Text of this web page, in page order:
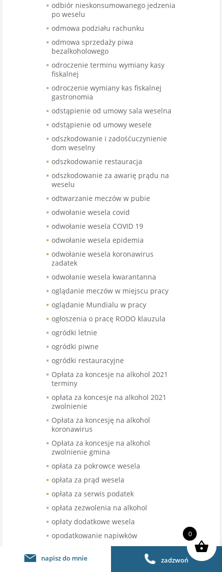
odbiór nieskonsumowanego jedzenia
po weselu
odmowa podziału rachunku
odmowa sprzedaży piwa
bezalkoholowego
odroczenie terminu wymiany kasy
fiskalnej
odroczenie wymiany kas fiskalnej
gastronomia
odstąpienie od umowy sala weselna
odstąpienie od umowy wesele
odszkodowanie i zadośćuczynienie
dom weselny
odszkodowanie restauracja
odszkodowanie za awarię prądu na
weselu
odtwarzanie meczów w pubie
odwołanie wesela covid
odwołanie wesela COVID 19
odwołanie wesela epidemia
odwołanie wesela koronawirus
zadatek
odwołanie wesela kwarantanna
oglądanie meczów w miejscu pracy
oglądanie Mundialu w pracy
ogłoszenia o pracę RODO klauzula
ogródki letnie
ogródki piwne
ogródki restauracyjne
Opłata za koncesje na alkohol 2021
terminy
opłata za koncesje na alkohol 2021
zwolnienie
Opłata za koncesję na alkohol
koronawirus
Opłata za koncesje na alkohol
zwolnienie gmina
opłata za pokrowce wesela
opłata za prąd wesela
opłata za serwis podatek
opłata zezwolenia na alkohol
opłaty dodatkowe wesela
opodatkowanie napiwków
opodatkowanie sprzedaży kawy
organizacja pracy w gastronomii
napisz do mnie zadzwoń
0